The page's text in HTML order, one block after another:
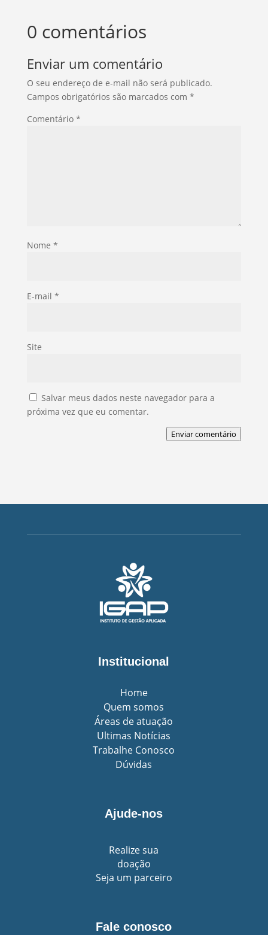
0 comentários
Enviar um comentário
O seu endereço de e-mail não será publicado.
Campos obrigatórios são marcados com *
Comentário *
Nome *
E-mail *
Site
Salvar meus dados neste navegador para a
próxima vez que eu comentar.
Enviar comentário
Institucional
Home
Quem somos
Áreas de atuação
Ultimas Notícias
Trabalhe Conosco
Dúvidas
Ajude-nos
Realize sua
doação
Seja um parceiro
Fale conosco